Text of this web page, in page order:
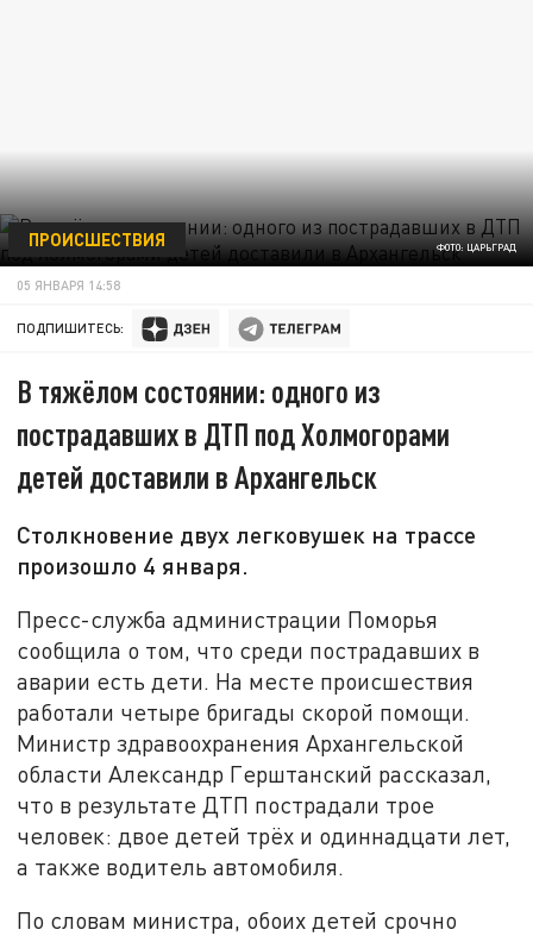
ФОТО: ЦАРЬГРАД
ПРОИСШЕСТВИЯ
05 ЯНВАРЯ 14:58
ПОДПИШИТЕСЬ:
В тяжёлом состоянии: одного из
пострадавших в ДТП под Холмогорами
детей доставили в Архангельск
Столкновение двух легковушек на трассе
произошло 4 января.
Пресс-служба администрации Поморья
сообщила о том, что среди пострадавших в
аварии есть дети. На месте происшествия
работали четыре бригады скорой помощи.
Министр здравоохранения Архангельской
области Александр Герштанский рассказал,
что в результате ДТП пострадали трое
человек: двое детей трёх и одиннадцати лет,
а также водитель автомобиля.
По словам министра, обоих детей срочно